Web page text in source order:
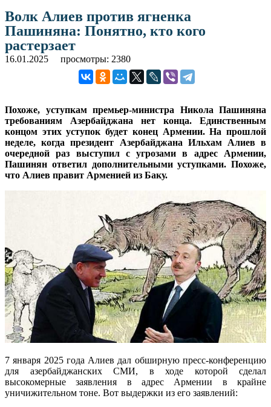
Волк Алиев против ягненка
Пашиняна: Понятно, кто кого
растерзает
16.01.2025 просмотры: 2380
Похоже, уступкам премьер-министра Никола Пашиняна
требованиям Азербайджана нет конца. Единственным
концом этих уступок будет конец Армении. На прошлой
неделе, когда президент Азербайджана Ильхам Алиев в
очередной раз выступил с угрозами в адрес Армении,
Пашинян ответил дополнительными уступками. Похоже,
что Алиев правит Арменией из Баку.
7 января 2025 года Алиев дал обширную пресс-конференцию
для азербайджанских СМИ, в ходе которой сделал
высокомерные заявления в адрес Армении в крайне
уничижительном тоне. Вот выдержки из его заявлений: